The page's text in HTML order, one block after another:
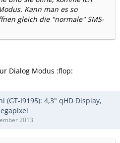
Kann man es so
gleich die "normale" SMS-
Dialog Modus :flop:
(GT-I9195): 4,3" qHD Display,
2013